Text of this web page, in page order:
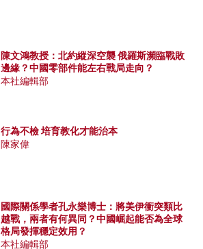
陳文鴻教授：北約縱深空襲 俄羅斯瀕臨戰敗
邊緣？中國零部件能左右戰局走向？
本社編輯部
行為不檢 培育教化才能治本
陳家偉
國際關係學者孔永樂博士：將美伊衝突類比
越戰，兩者有何異同？中國崛起能否為全球
格局發揮穩定效用？
本社編輯部